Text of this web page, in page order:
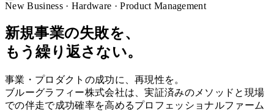
New Business · Hardware · Product Management
新規事業の失敗を、
もう繰り返さない。
事業・プロダクトの成功に、再現性を。
ブルーグラフィー株式会社は、実証済みのメソッドと現場
での伴走で成功確率を高めるプロフェッショナルファーム